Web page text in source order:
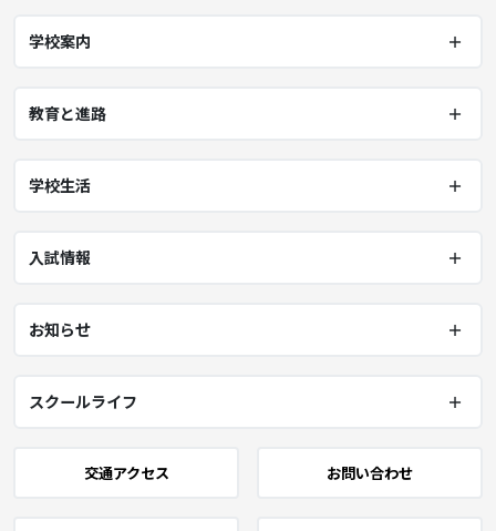
学校案内
教育と進路
学校生活
入試情報
お知らせ
スクールライフ
交通アクセス お問い合わせ